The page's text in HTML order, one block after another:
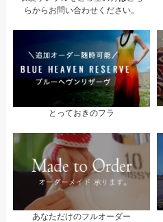
らからお問い合わせください。
とっておきのフラ
あなただけのフルオーダー